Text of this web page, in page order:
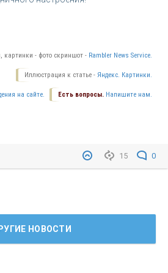
картинки - фото скриншот - Rambler News Service.
Иллюстрация к статье - Яндекс. Картинки.
Есть вопросы. Напишите нам.
на сайте.
15 0
НОВОСТИ